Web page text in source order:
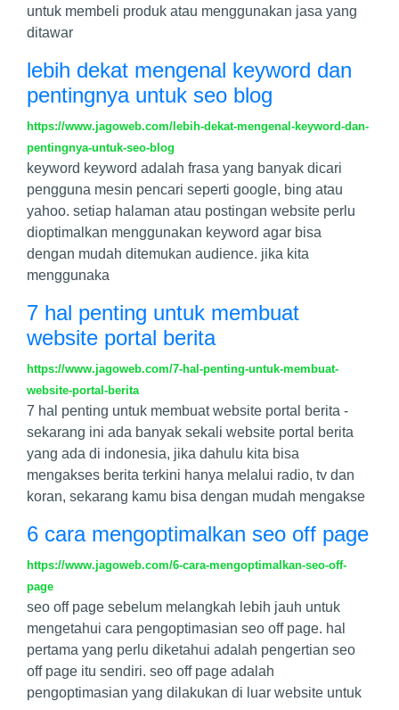
untuk membeli produk atau menggunakan jasa yang
ditawar
lebih dekat mengenal keyword dan
pentingnya untuk seo blog
https://www.jagoweb.com/lebih-dekat-mengenal-keyword-dan-
pentingnya-untuk-seo-blog
keyword keyword adalah frasa yang banyak dicari
pengguna mesin pencari seperti google, bing atau
yahoo. setiap halaman atau postingan website perlu
dioptimalkan menggunakan keyword agar bisa
dengan mudah ditemukan audience. jika kita
menggunaka
7 hal penting untuk membuat
website portal berita
https://www.jagoweb.com/7-hal-penting-untuk-membuat-
website-portal-berita
7 hal penting untuk membuat website portal berita -
sekarang ini ada banyak sekali website portal berita
yang ada di indonesia, jika dahulu kita bisa
mengakses berita terkini hanya melalui radio, tv dan
koran, sekarang kamu bisa dengan mudah mengakse
6 cara mengoptimalkan seo off page
https://www.jagoweb.com/6-cara-mengoptimalkan-seo-off-
page
seo off page sebelum melangkah lebih jauh untuk
mengetahui cara pengoptimasian seo off page. hal
pertama yang perlu diketahui adalah pengertian seo
off page itu sendiri. seo off page adalah
pengoptimasian yang dilakukan di luar website untuk